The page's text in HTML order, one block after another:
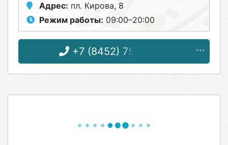
Адрес: пл. Кирова, 8
Режим работы: 09:00–20:00
+7 (8452) 75-93-32